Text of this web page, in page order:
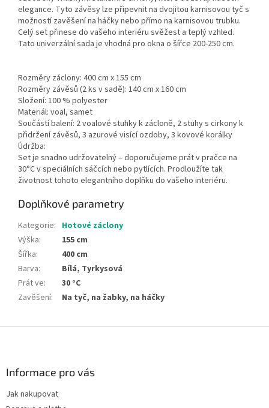
elegance. Tyto závěsy lze připevnit na dvojitou karnisovou tyč s
možností zavěšení na háčky nebo přímo na karnisovou trubku.
Celý set přinese do vašeho interiéru svěžest a teplý vzhled.
Tato univerzální sada je vhodná pro okna o šířce 200-250 cm.
Rozměry záclony: 400 cm x 155 cm
Rozměry závěsů (2 ks v sadě): 140 cm x 160 cm
Složení: 100 % polyester
Materiál: voal, samet
Součástí balení: 2 voalové stuhky k zácloně, 2 stuhy s cirkony k
přidržení závěsů, 3 azurové visící ozdoby, 3 kovové korálky
Údržba:
Set je snadno udržovatelný – doporučujeme prát v pračce na
30°C v speciálních sáčcích nebo pytlících. Prodloužíte tak
životnost tohoto elegantního doplňku do vašeho interiéru.
Doplňkové parametry
Kategorie: Hotové záclony
Výška:
155 cm
Šířka:
400 cm
Barva:
Bílá, Tyrkysová
Prát ve:
30 °C
Zavěšení: Na tyč, na žabky, na háčky
Informace pro vás
Jak nakupovat